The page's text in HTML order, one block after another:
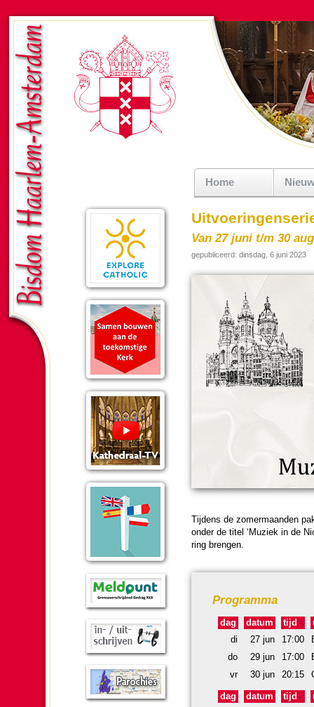
Home
Van 27 juni t/m 30
gepubliceerd: dinsdag, 6 juni 2023
Tijdens de zomermaan­den
onder de titel ‘Muziek in de
ring brengen.
Pro­gram­ma
dag datum tijd
di
27 jun 17:00
do
29 jun 17:00
vr
30 jun 20:15
dag datum tijd